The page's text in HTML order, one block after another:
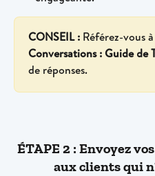
CONSEIL : Référez-vous
Conversations : Guide de
de réponses.
ÉTAPE 2 : Envoyez
aux clients qui